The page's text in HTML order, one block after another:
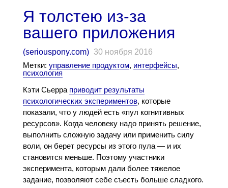
Я толстею из-за
вашего приложения
(seriouspony.com)
30 ноября 2016
Метки: управление продуктом, интерфейсы,
психология
Кэти Сьерра приводит результаты
психологических экспериментов, которые
показали, что у людей есть «пул когнитивных
ресурсов». Когда человеку надо принять решение,
выполнить сложную задачу или применить силу
воли, он берет ресурсы из этого пула — и их
становится меньше. Поэтому участники
эксперимента, которым дали более тяжелое
задание, позволяют себе съесть больше сладкого.